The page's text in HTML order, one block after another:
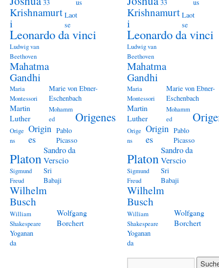
33
us
Krishnamurt
i
Laot
se
Leonardo da vinci
Ludwig van
Beethoven
Mahatma
Gandhi
Maria
Montessori
Marie von Ebner-
Eschenbach
Martin
Luther
Mohamm
ed
Origenes
Orige
ns
Origin
es
Pablo
Picasso
Platon
Sandro da
Verscio
Sigmund
Freud
Sri
Babaji
Wilhelm
Busch
William
Shakespeare
Wolfgang
Borchert
Yoganan
da
33
us
Krishnamurt
i
Laot
se
Leonardo da vinci
Ludwig van
Beethoven
Mahatma
Gandhi
Maria
Montessori
Marie von Ebner-
Eschenbach
Martin
Luther
Mohamm
ed
Orige
ns
Origin
es
Pablo
Picasso
Platon
Sandro da
Verscio
Sigmund
Freud
Sri
Babaji
Wilhelm
Busch
William
Shakespeare
Wolfgang
Borchert
Yoganan
da